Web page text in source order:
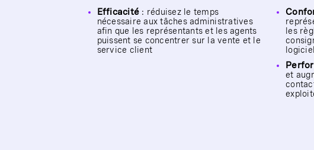
Efficacité : réduisez le temps
nécessaire aux tâches administratives
afin que les représentants et les agents
puissent se concentrer sur la vente et le
service client
les
et